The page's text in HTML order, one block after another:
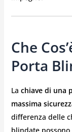
Che
Porta
La chiave di una
massima
differenza delle